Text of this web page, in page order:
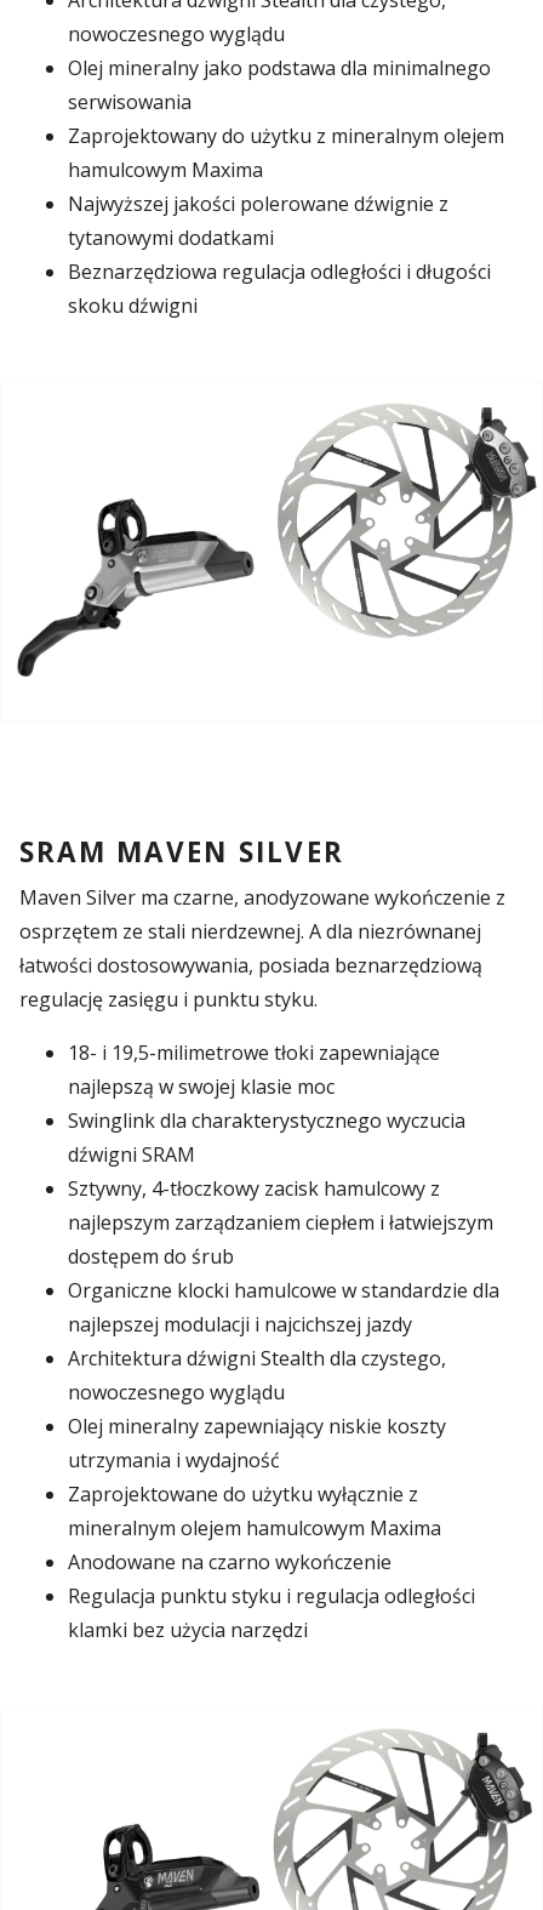
nowoczesnego wyglądu
Olej mineralny jako podstawa dla minimalnego
serwisowania
Zaprojektowany do użytku z mineralnym olejem
hamulcowym Maxima
Najwyższej jakości polerowane dźwignie z
tytanowymi dodatkami
Beznarzędziowa regulacja odległości i długości
skoku dźwigni
SRAM MAVEN SILVER
Maven Silver ma czarne, anodyzowane wykończenie z
osprzętem ze stali nierdzewnej. A dla niezrównanej
łatwości dostosowywania, posiada beznarzędziową
regulację zasięgu i punktu styku.
18- i 19,5-milimetrowe tłoki zapewniające
najlepszą w swojej klasie moc
Swinglink dla charakterystycznego wyczucia
dźwigni SRAM
Sztywny, 4-tłoczkowy zacisk hamulcowy z
najlepszym zarządzaniem ciepłem i łatwiejszym
dostępem do śrub
Organiczne klocki hamulcowe w standardzie dla
najlepszej modulacji i najcichszej jazdy
Architektura dźwigni Stealth dla czystego,
nowoczesnego wyglądu
Olej mineralny zapewniający niskie koszty
utrzymania i wydajność
Zaprojektowane do użytku wyłącznie z
mineralnym olejem hamulcowym Maxima
Anodowane na czarno wykończenie
Regulacja punktu styku i regulacja odległości
klamki bez użycia narzędzi